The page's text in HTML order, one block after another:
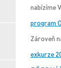
nabízíme
program
Zároveň
exkurze